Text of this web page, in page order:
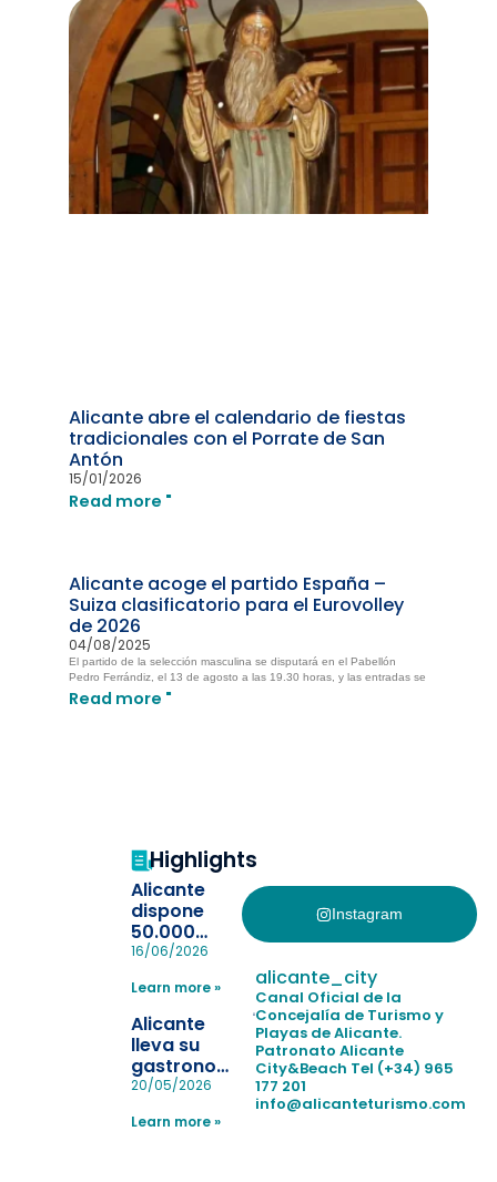
Alicante abre el calendario de fiestas
tradicionales con el Porrate de San
Antón
15/01/2026
Read more "
Alicante acoge el partido España –
Suiza clasificatorio para el Eurovolley
de 2026
04/08/2025
El partido de la selección masculina se disputará en el Pabellón
Pedro Ferrándiz, el 13 de agosto a las 19.30 horas, y las entradas se
Read more "
Highlights
Alicante
dispone
50.000
pulseras
la
pérdida de niños
en las
playas y
realiza con
éxito un
simulacro de socorrismo
16/06/2026
Learn more »
Alicante
lleva su
gastronomía
a Madrid
reforzar el
20/05/2026
Learn more »
Instagram
alicante_city
Canal Oficial de la
Concejalía de Turismo y
Playas de Alicante.
Patronato Alicante
City&Beach Tel (+34) 965
177 201
info@alicanteturismo.com